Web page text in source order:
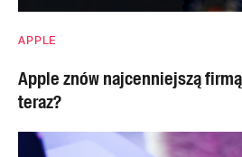
APPLE
Apple znów najcenniejszą
teraz?